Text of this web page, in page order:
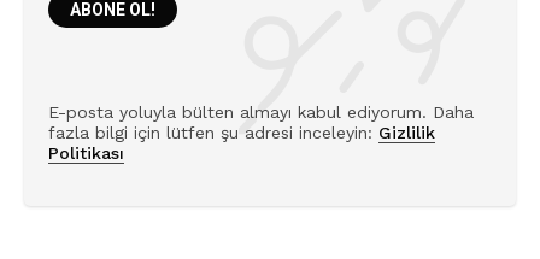
E-posta yoluyla bülten almayı kabul ediyorum. Daha
fazla bilgi için lütfen şu adresi inceleyin: Gizlilik
Politikası